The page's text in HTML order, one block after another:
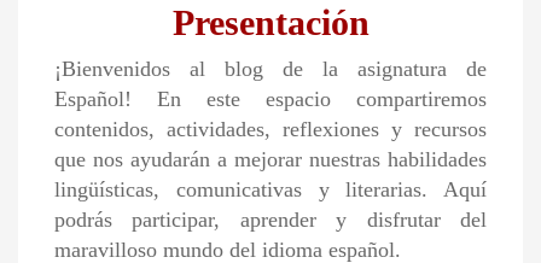
Presentación
¡Bienvenidos al blog de la asignatura de
Español! En este espacio compartiremos
contenidos, actividades, reflexiones y recursos
que nos ayudarán a mejorar nuestras habilidades
lingüísticas, comunicativas y literarias. Aquí
podrás participar, aprender y disfrutar del
maravilloso mundo del idioma español.